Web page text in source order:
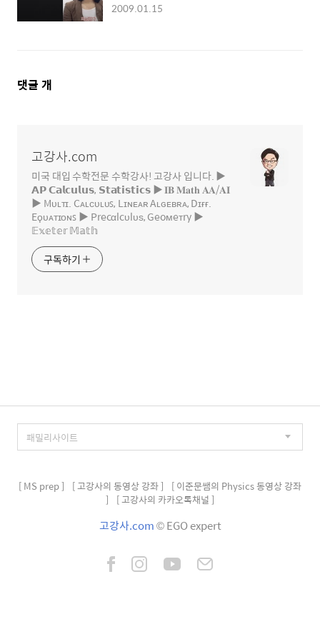
2009.01.15
댓
댓글 개
고강사.com
미국 대입 수학전문 수학강사! 고강사 입니다. ▶
𝗔𝗣 𝗖𝗮𝗹𝗰𝘂𝗹𝘂𝘀, 𝗦𝘁𝗮𝘁𝗶𝘀𝘁𝗶𝗰𝘀 ▶ 𝐈𝐁 𝐌𝐚𝐭𝐡 𝐀𝐀/𝐀𝐈
▶ Mᴜʟᴛɪ. Cᴀʟᴄᴜʟᴜꜱ, Lɪɴᴇᴀʀ Aʟɢᴇʙʀᴀ, Dɪғғ.
Eϙᴜᴀᴛɪᴏɴꜱ ▶ Precαlcυlυѕ, Geoмeтry ▶
𝔼𝕩𝕖𝕥𝕖𝕣 𝕄𝕒𝕥𝕙
구독하기
[ MS prep ] [ 고강사의 동영상 강좌 ]
[ 이준문쌤의 Physics 동영상 강좌
]
[ 고강사의 카카오톡채널 ]
고강사.com© EGO expert